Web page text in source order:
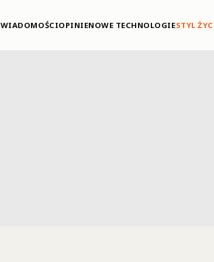
WIADOMOŚCIOPINIENOWE TECHNOLOGIESTYL